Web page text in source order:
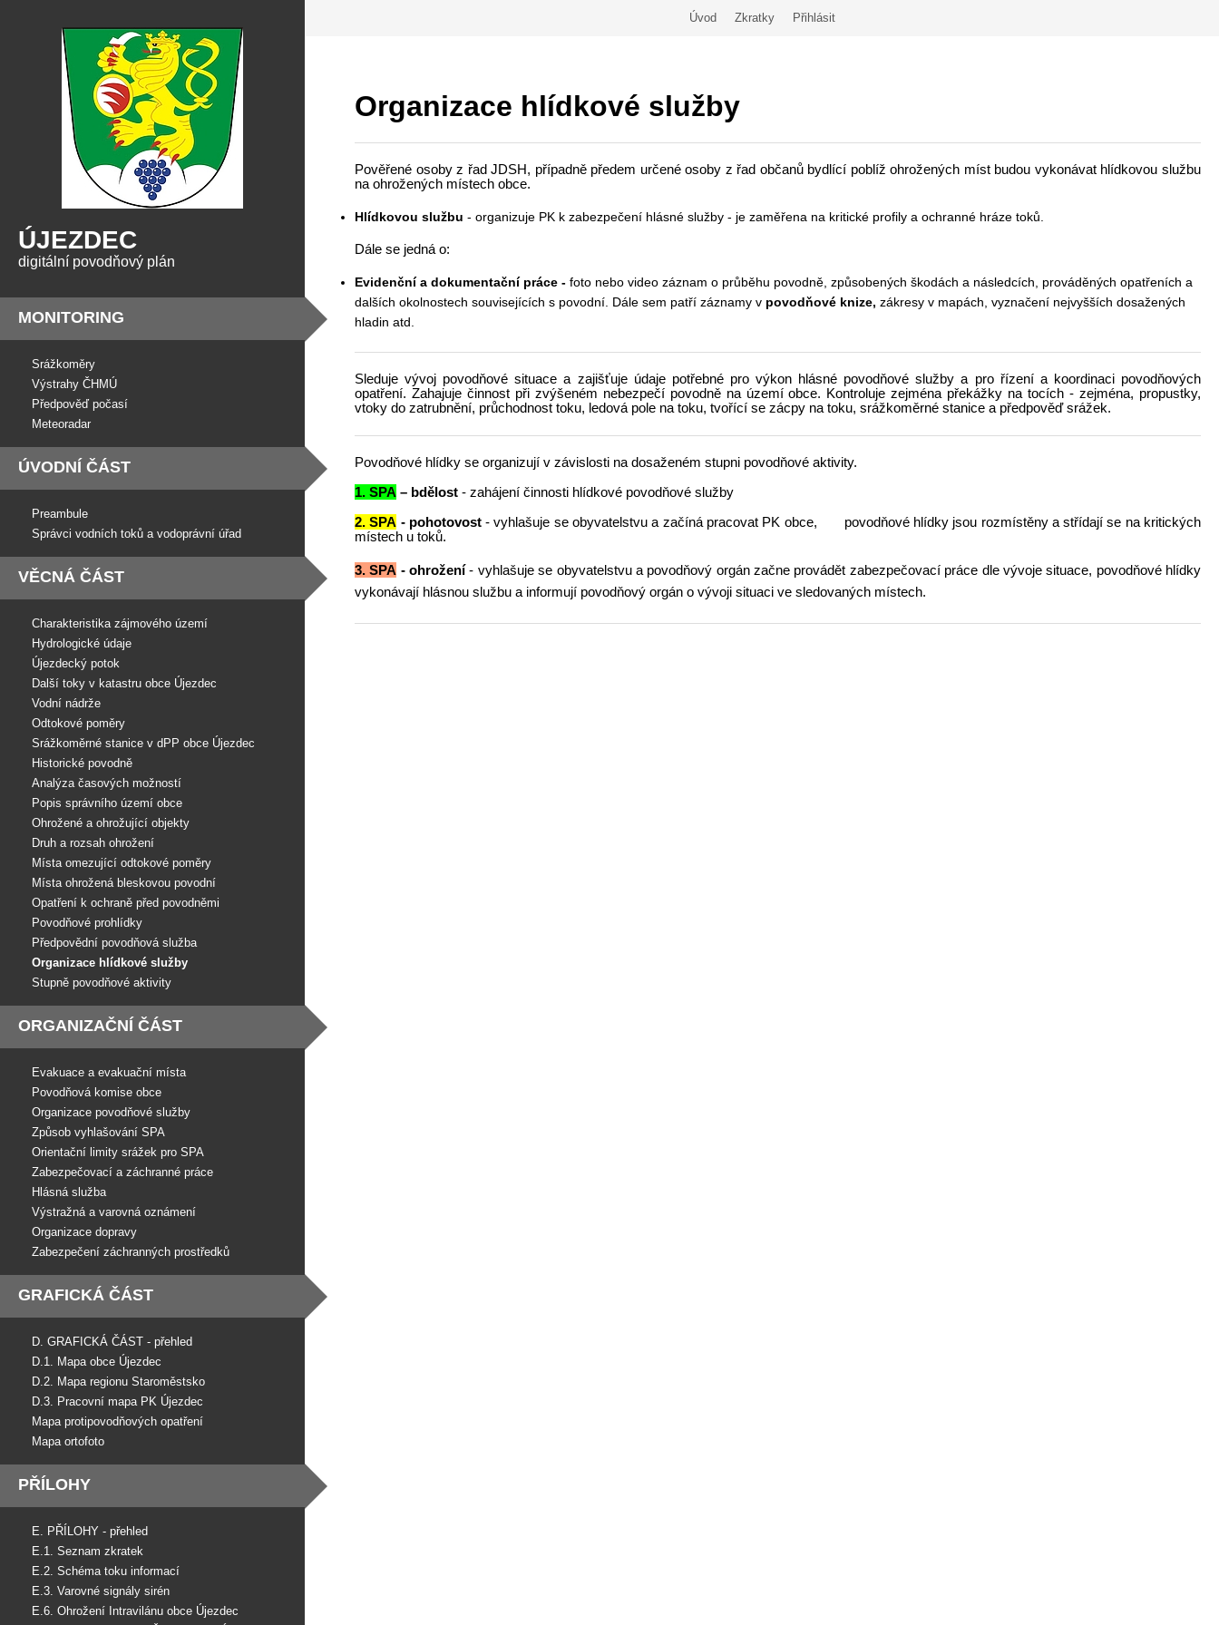
ÚJEZDEC
digitální povodňový plán
MONITORING
Srážkoměry
Výstrahy ČHMÚ
Předpověď počasí
Meteoradar
ÚVODNÍ ČÁST
Preambule
Správci vodních toků a vodoprávní úřad
VĚCNÁ ČÁST
Charakteristika zájmového území
Hydrologické údaje
Újezdecký potok
Další toky v katastru obce Újezdec
Vodní nádrže
Odtokové poměry
Srážkoměrné stanice v dPP obce Újezdec
Historické povodně
Analýza časových možností
Popis správního území obce
Ohrožené a ohrožující objekty
Druh a rozsah ohrožení
Místa omezující odtokové poměry
Místa ohrožená bleskovou povodní
Opatření k ochraně před povodněmi
Povodňové prohlídky
Předpovědní povodňová služba
Organizace hlídkové služby
Stupně povodňové aktivity
ORGANIZAČNÍ ČÁST
Evakuace a evakuační místa
Povodňová komise obce
Organizace povodňové služby
Způsob vyhlašování SPA
Orientační limity srážek pro SPA
Zabezpečovací a záchranné práce
Hlásná služba
Výstražná a varovná oznámení
Organizace dopravy
Zabezpečení záchranných prostředků
GRAFICKÁ ČÁST
D. GRAFICKÁ ČÁST - přehled
D.1. Mapa obce Újezdec
D.2. Mapa regionu Staroměstsko
D.3. Pracovní mapa PK Újezdec
Mapa protipovodňových opatření
Mapa ortofoto
PŘÍLOHY
E. PŘÍLOHY - přehled
E.1. Seznam zkratek
E.2. Schéma toku informací
E.3. Varovné signály sirén
E.6. Ohrožení Intravilánu obce Újezdec
Úvod Zkratky Přihlásit
Organizace hlídkové služby
Pověřené osoby z řad JDSH, případně předem určené osoby z řad občanů bydlící poblíž ohrožených míst budou vykonávat hlídkovou službu
na ohrožených místech obce.
Hlídkovou službu - organizuje PK k zabezpečení hlásné služby - je zaměřena na kritické profily a ochranné hráze toků.
Dále se jedná o:
Evidenční a dokumentační práce - foto nebo video záznam o průběhu povodně, způsobených škodách a následcích, prováděných opatřeních a
dalších okolnostech souvisejících s povodní. Dále sem patří záznamy v povodňové knize, zákresy v mapách, vyznačení nejvyšších dosažených
hladin atd.
Sleduje vývoj povodňové situace a zajišťuje údaje potřebné pro výkon hlásné povodňové služby a pro řízení a koordinaci povodňových
opatření. Zahajuje činnost při zvýšeném nebezpečí povodně na území obce. Kontroluje zejména překážky na tocích - zejména, propustky,
vtoky do zatrubnění, průchodnost toku, ledová pole na toku, tvořící se zácpy na toku, srážkoměrné stanice a předpověď srážek.
Povodňové hlídky se organizují v závislosti na dosaženém stupni povodňové aktivity.
1. SPA – bdělost - zahájení činnosti hlídkové povodňové služby
2. SPA - pohotovost- vyhlašuje se obyvatelstvu a začíná pracovat PK obce, povodňové hlídky jsou rozmístěny a střídají se na kritických
místech u toků.
3. SPA - ohrožení- vyhlašuje se obyvatelstvu a povodňový orgán začne provádět zabezpečovací práce dle vývoje situace, povodňové hlídky
vykonávají hlásnou službu a informují povodňový orgán o vývoji situaci ve sledovaných místech.